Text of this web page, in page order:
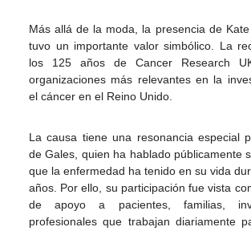
Más allá de la moda, la presencia de
tuvo un importante valor simbólico. La
los 125 años de Cancer Research
organizaciones más relevantes en la
el cáncer en el Reino Unido.
La causa tiene una resonancia especial
de Gales, quien ha hablado públicamente
que la enfermedad ha tenido en su vida
años. Por ello, su participación fue vista
de apoyo a pacientes, familias,
profesionales que trabajan diariamente